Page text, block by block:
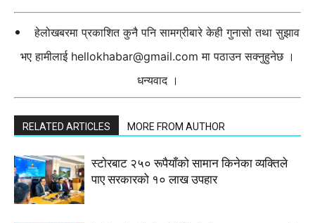
हेलोखबरमा प्रकाशित कुनै पनि सामग्रीबारे केही गुनासो तथा सुझाव
भए हामीलाई hellokhabar@gmail.com मा पठाउन सक्नुहुनेछ ।
धन्यवाद ।
RELATED ARTICLES MORE FROM AUTHOR
स्टाेरबाट २५० रूपैयाँको सामान किनेका व्यक्तिले
पाए सरकारको १० लाख उपहार